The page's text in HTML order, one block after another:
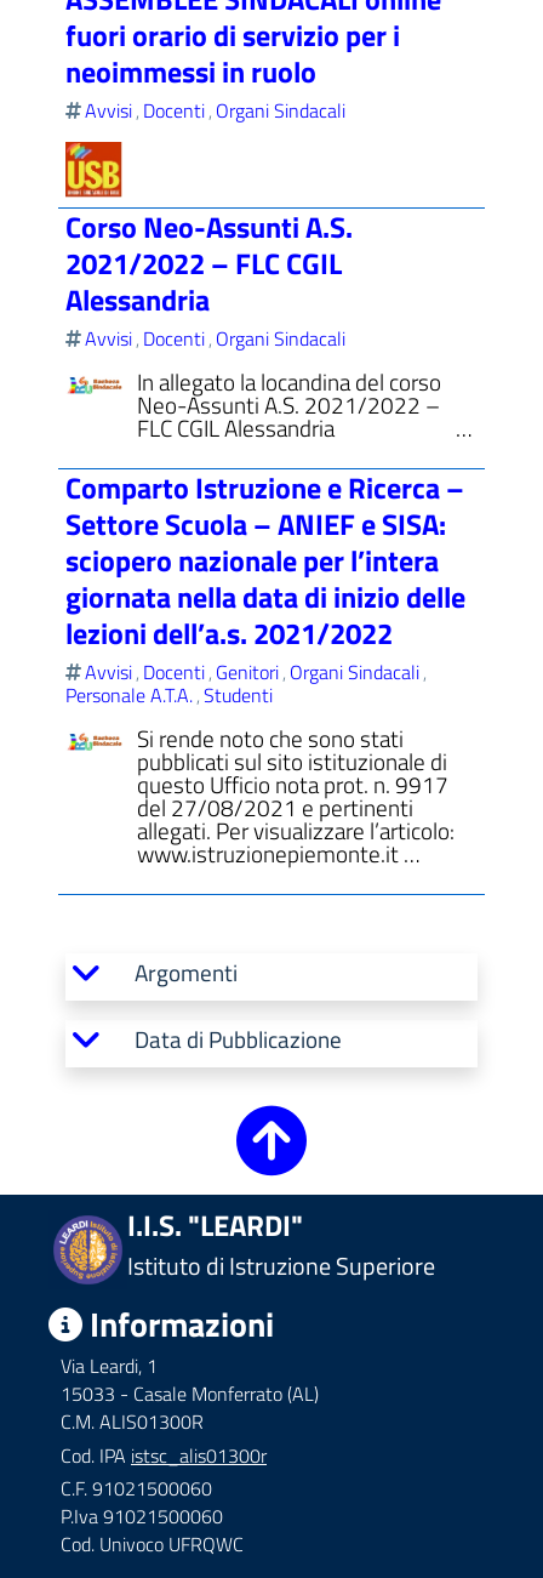
fuori orario di servizio per i
neoimmessi in ruolo
Avvisi, Docenti, Organi Sindacali
Corso Neo-Assunti A.S.
2021/2022 – FLC CGIL
Alessandria
Avvisi, Docenti, Organi Sindacali
In allegato la locandina del corso
Neo-Assunti A.S. 2021/2022 –
FLC CGIL Alessandria …
Comparto Istruzione e Ricerca –
Settore Scuola – ANIEF e SISA:
sciopero nazionale per l’intera
giornata nella data di inizio delle
lezioni dell’a.s. 2021/2022
Avvisi, Docenti, Genitori, Organi Sindacali,
Personale A.T.A.,Studenti
Si rende noto che sono stati
pubblicati sul sito istituzionale di
questo Ufficio nota prot. n. 9917
del 27/08/2021 e pertinenti
allegati. Per visualizzare l’articolo:
www.istruzionepiemonte.it …
Argomenti
Data di Pubblicazione
I.I.S. "LEARDI"
Istituto di Istruzione Superiore
Informazioni
Via Leardi, 1
15033 - Casale Monferrato (AL)
C.M. ALIS01300R
Cod. IPA istsc_alis01300r
C.F. 91021500060
P.Iva 91021500060
Cod. Univoco UFRQWC